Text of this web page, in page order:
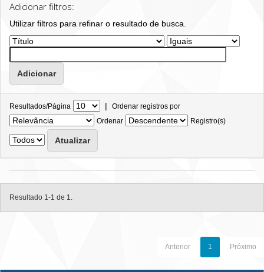
Adicionar filtros:
Utilizar filtros para refinar o resultado de busca.
Resultados/Página | Ordenar registros por
Ordenar
Registro(s)
Resultado 1-1 de 1.
Anterior 1 Próximo